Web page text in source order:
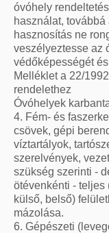
óvóhely
használat,
hasznosítás ne
veszélyeztesse az
védőképességét
Melléklet a 22/
rendelethez
Óvóhelyek
4. Fém- és
csövek, gépi
víztartályok,
szerelvények,
szükség szerinti -
ötévenkénti - teljes
külső, belső)
mázolása.
6. Gépészeti